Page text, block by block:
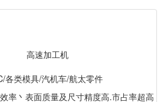
高速加工机
各类模具/汽机车/航太零件
率丶表面质量及尺寸精度高.市占率超高